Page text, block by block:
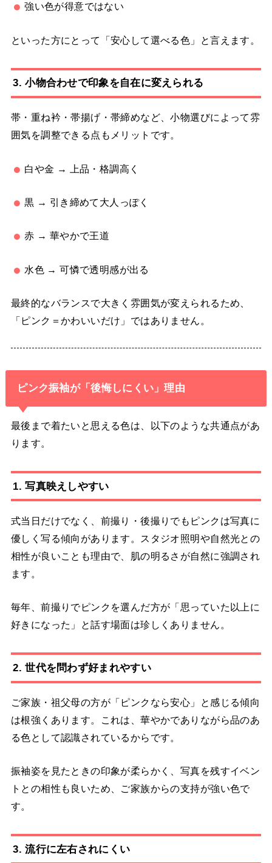
強い色が得意ではない
といった方にとって「安心して選べる色」と言えます。
3. 小物合わせで印象を自在に変えられる
帯・重ね衿・帯揚げ・帯締めなど、小物選びによって雰
囲気を調整できる点もメリットです。
白や金 → 上品・格調高く
黒 → 引き締めて大人っぽく
赤 → 華やかで王道
水色 → 可憐で透明感が出る
最終的なバランスで大きく雰囲気が変えられるため、
「ピンク＝かわいいだけ」ではありません。
ピンク振袖が「後悔しにくい」理由
最後まで着たいと思える色は、以下のような共通点があ
ります。
1. 写真映えしやすい
式当日だけでなく、前撮り・後撮りでもピンクは写真に
優しく写る傾向があります。スタジオ照明や自然光との
相性が良いことも理由で、肌の明るさが自然に強調され
ます。
毎年、前撮りでピンクを選んだ方が「思っていた以上に
好きになった」と話す場面は珍しくありません。
2. 世代を問わず好まれやすい
ご家族・祖父母の方が「ピンクなら安心」と感じる傾向
は根強くあります。これは、華やかでありながら品のあ
る色として認識されているからです。
振袖姿を見たときの印象が柔らかく、写真を残すイベン
トとの相性も良いため、ご家族からの支持が強い色で
す。
3. 流行に左右されにくい